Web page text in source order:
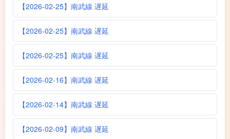
【2026-02-25】南武線 遅延
【2026-02-25】南武線 遅延
【2026-02-25】南武線 遅延
【2026-02-16】南武線 遅延
【2026-02-14】南武線 遅延
【2026-02-09】南武線 遅延